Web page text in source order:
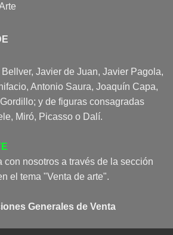
Javier de Juan, Javier Pagola,
Antonio Saura, Joaquín Capa,
y de figuras consagradas
Miró, Picasso o Dalí.
con nosotros a través de la sección
el tema "Venta de arte".
Generales de Venta